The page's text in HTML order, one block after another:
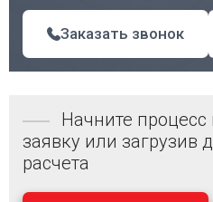
Заказать звонок
Начните процесс
заявку или загрузив
расчета